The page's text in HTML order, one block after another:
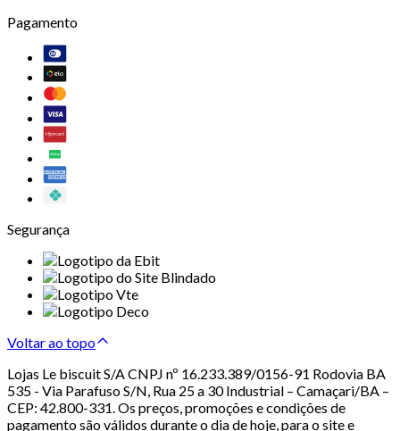
Pagamento
Segurança
Voltar ao topo
Lojas Le biscuit S/A CNPJ nº 16.233.389/0156-91 Rodovia BA
535 - Via Parafuso S/N, Rua 25 a 30 Industrial – Camaçari/BA –
CEP: 42.800-331. Os preços, promoções e condições de
pagamento são válidos durante o dia de hoje, para o site e